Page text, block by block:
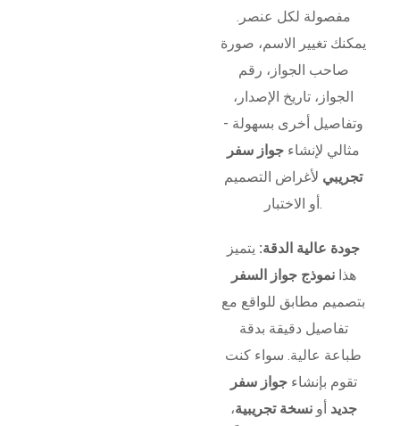
مفصولة لكل عنصر.
يمكنك تغيير الاسم، صورة
صاحب الجواز، رقم
الجواز، تاريخ الإصدار،
وتفاصيل أخرى بسهولة -
مثالي لإنشاء جواز سفر
تجريبي لأغراض التصميم
أو الاختبار.
جودة عالية الدقة: يتميز
هذانموذج جواز السفر
بتصميم مطابق للواقع مع
تفاصيل دقيقة بدقة
طباعة عالية. سواء كنت
تقوم بإنشاءجواز سفر
جديد أونسخة تجريبية،